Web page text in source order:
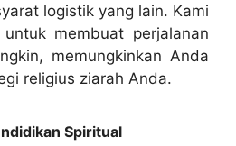
logistik yang lain. Kami
membuat perjalanan
memungkinkan Anda
religius ziarah Anda.
Spiritual